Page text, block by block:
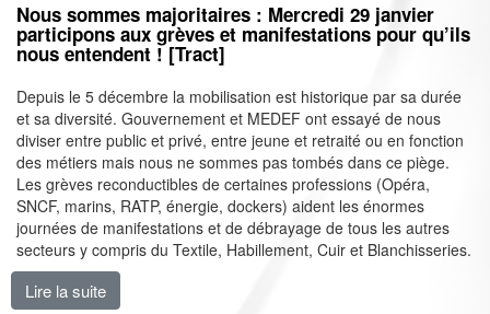
Nous sommes majoritaires : Mercredi 29 janvier
participons aux grèves et manifestations pour qu’ils
nous entendent ! [Tract]
Depuis le 5 décembre la mobilisation est historique par sa durée
et sa diversité. Gouvernement et MEDEF ont essayé de nous
diviser entre public et privé, entre jeune et retraité ou en fonction
des métiers mais nous ne sommes pas tombés dans ce piège.
Les grèves reconductibles de certaines professions (Opéra,
SNCF, marins, RATP, énergie, dockers) aident les énormes
journées de manifestations et de débrayage de tous les autres
secteurs y compris du Textile, Habillement, Cuir et Blanchisseries.
Lire la suite